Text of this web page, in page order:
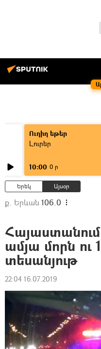
Ուղիղ եթեր
Լուրեր
10:00 0 ր
Երեկ Այսօր
ք. Երևան 106.0
ամյա մորն ու
տեսանյութ
22:04 16.07.2019